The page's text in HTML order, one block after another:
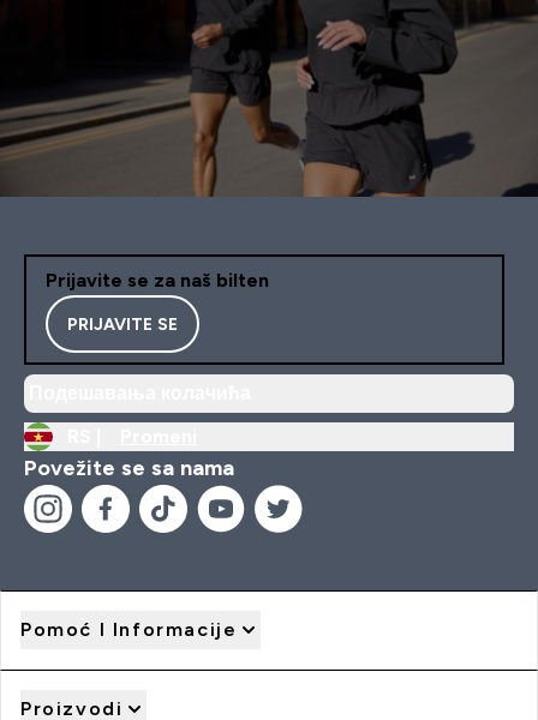
Prijavite se za naš bilten
PRIJAVITE SE
Povežite se sa nama
Pomoć I Informacije
Proizvodi